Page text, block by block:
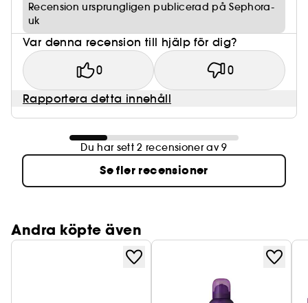
Recension ursprungligen publicerad på Sephora-
uk
Var denna recension till hjälp för dig?
0 0
Rapportera detta innehåll
Du har sett 2 recensioner av 9
Se fler recensioner
Andra köpte även